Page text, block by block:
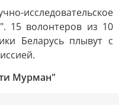
исследовательское
15 волонтеров из 10
Беларусь плывут с
Мурман"